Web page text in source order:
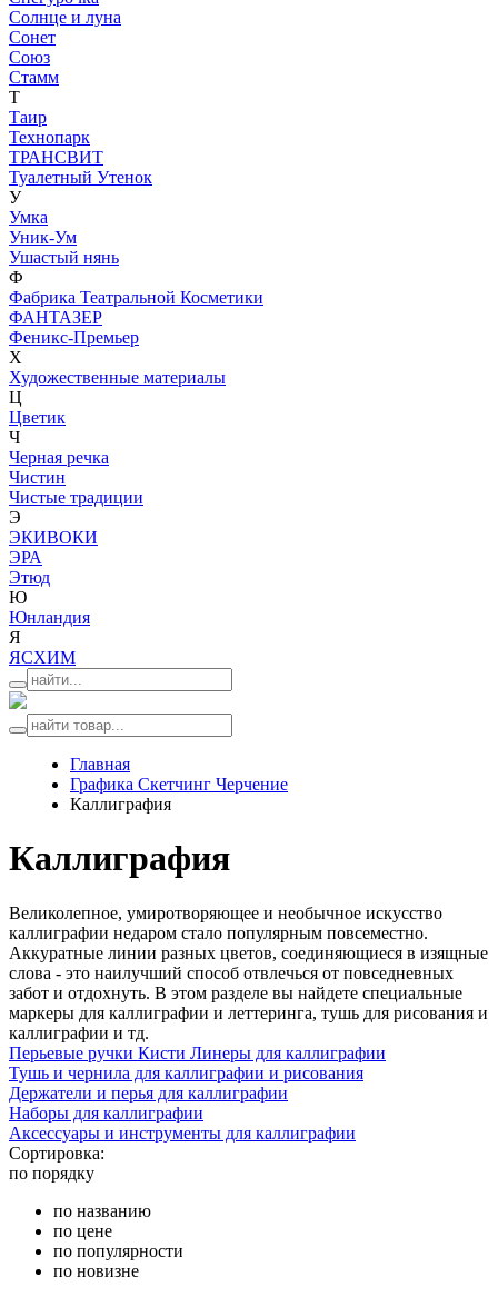
Солнце и луна
Сонет
Союз
Стамм
Т
Таир
Технопарк
ТРАНСВИТ
Туалетный Утенок
У
Умка
Уник-Ум
Ушастый нянь
Ф
Фабрика Театральной Косметики
ФАНТАЗЕР
Феникс-Премьер
Х
Художественные материалы
Ц
Цветик
Ч
Черная речка
Чистин
Чистые традиции
Э
ЭКИВОКИ
ЭРА
Этюд
Ю
Юнландия
Я
ЯСХИМ
Главная
Графика Скетчинг Черчение
Каллиграфия
Каллиграфия
Великолепное, умиротворяющее и необычное искусство
каллиграфии недаром стало популярным повсеместно.
Аккуратные линии разных цветов, соединяющиеся в изящные
слова - это наилучший способ отвлечься от повседневных
забот и отдохнуть. В этом разделе вы найдете специальные
маркеры для каллиграфии и леттеринга, тушь для рисования и
каллиграфии и тд.
Перьевые ручки Кисти Линеры для каллиграфии
Тушь и чернила для каллиграфии и рисования
Держатели и перья для каллиграфии
Наборы для каллиграфии
Аксессуары и инструменты для каллиграфии
Сортировка:
по порядку
по названию
по цене
по популярности
по новизне